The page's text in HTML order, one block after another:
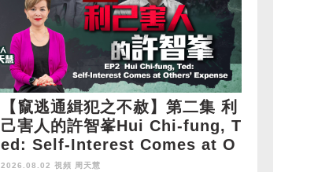
【竄逃通緝犯之不赦】第二集 利
己害人的許智峯Hui Chi-fung, T
ed: Self-Interest Comes at O
thers' Expense
2026.08.02 視頻 周天慧